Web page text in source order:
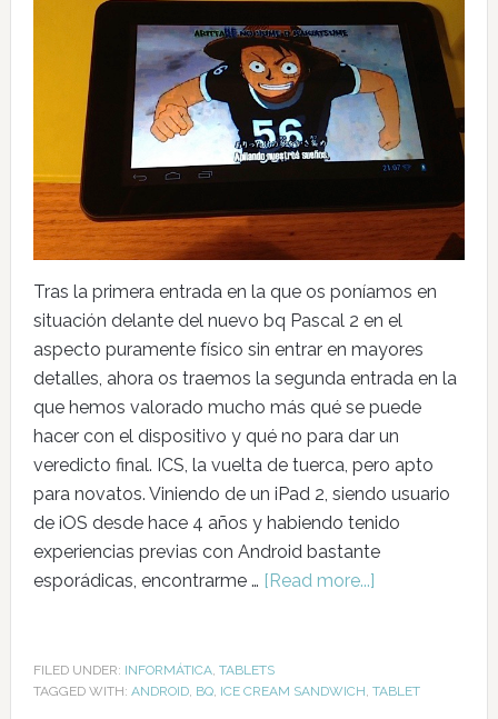
Tras la primera entrada en la que os poníamos en
situación delante del nuevo bq Pascal 2 en el
aspecto puramente físico sin entrar en mayores
detalles, ahora os traemos la segunda entrada en la
que hemos valorado mucho más qué se puede
hacer con el dispositivo y qué no para dar un
veredicto final. ICS, la vuelta de tuerca, pero apto
para novatos. Viniendo de un iPad 2, siendo usuario
de iOS desde hace 4 años y habiendo tenido
experiencias previas con Android bastante
esporádicas, encontrarme … [Read more...]
FILED UNDER: INFORMÁTICA, TABLETS
TAGGED WITH: ANDROID, BQ, ICE CREAM SANDWICH TABLET